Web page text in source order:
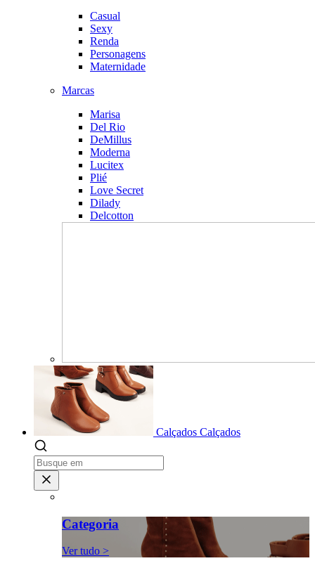
Casual
Sexy
Renda
Personagens
Maternidade
Marcas
Marisa
Del Rio
DeMillus
Moderna
Lucitex
Plié
Love Secret
Dilady
Delcotton
Calçados Calçados
Categoria
Ver tudo >